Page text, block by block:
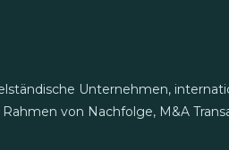
Unternehmen,
von Nachfolge, M&A